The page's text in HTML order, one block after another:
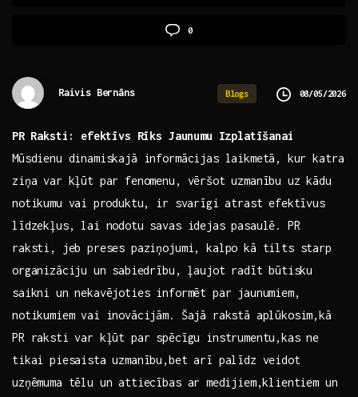
0
Raivis Bernāns Blogs 08/05/2026
PR ⁢Raksti: efektīvs Rīks Jaunumu Izplatīšanai
Mūsdienu dinamiskajā informācijas laikmetā, ⁤kur katra
ziņa var kļūt par​ fenomenu, vēršot uzmanību‍ uz kādu
notikumu vai ⁣produktu, ir svarīgi atrast efektīvus
līdzekļus,​ lai ​nodotu savas idejas pasaulē. PR
raksti, jeb preses paziņojumi, kalpo kā tilts starp
organizāciju⁤ un sabiedrību, ļaujot radīt būtisku
saikni un nekavējoties informēt par jaunumiem,
notikumiem vai inovācijām. Šajā rakstā aplūkosim,kā
PR raksti var kļūt par spēcīgu instrumentu,kas ne
tikai piesaista uzmanību,bet arī palīdz ​veidot
uzņēmuma tēlu un attiecības ar⁣ medijiem,klientiem un⁤